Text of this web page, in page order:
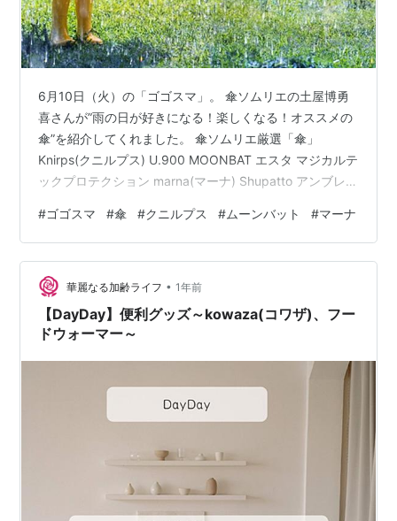
6月10日（火）の「ゴゴスマ」。 傘ソムリエの土屋博勇
喜さんが”雨の日が好きになる！楽しくなる！オススメの
傘”を紹介してくれました。 傘ソムリエ厳選「傘」
Knirps(クニルプス) U.900 MOONBAT エスタ マジカルテ
ックプロテクション marna(マーナ) Shupatto アンブレラ
＋α傘②男女問わず使えるカラーリング Knirps(クニルプ
ス) U.900 ・直径133cm。圧倒的な大きさ・親骨にカー
ボンファイバーを使用。⇒軽くて丈夫(280g)< ゴルフ傘
クニルプス 日傘 Knirps U900 晴雨兼用 ウルトララ…
#ゴゴスマ #傘 #クニルプス #ムーンバット #マーナ
華麗なる加齢ライフ • 1年前
【DayDay】便利グッズ～kowaza(コワザ)、フー
ドウォーマー～